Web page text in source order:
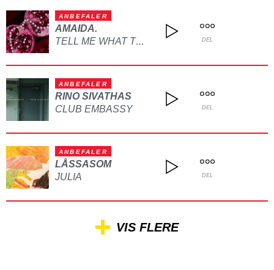
ANBEFALER
AMAIDA.
TELL ME WHAT TO DO DEL
ANBEFALER
RINO SIVATHAS
CLUB EMBASSY
DEL
ANBEFALER
LÅSSASOM
JULIA
DEL
VIS FLERE